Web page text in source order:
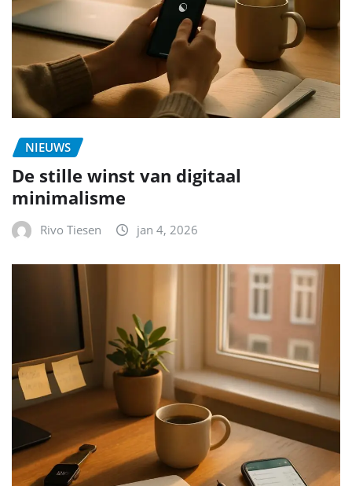
NIEUWS
De stille winst van digitaal
minimalisme
Rivo Tiesen jan 4, 2026